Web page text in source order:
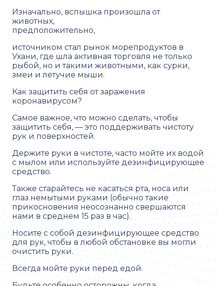
Изначально, вспышка произошла от
животных,
предположительно,
источником стал рынок морепродуктов в
Ухани, где шла активная торговля не только
рыбой, но и такими животными, как сурки,
змеи и летучие мыши.
Как защитить себя от заражения
коронавирусом?
Самое важное, что можно сделать, чтобы
защитить себя, — это поддерживать чистоту
рук и поверхностей.
Держите руки в чистоте, часто мойте их водой
с мылом или используйте дезинфицирующее
средство.
Также старайтесь не касаться рта, носа или
глаз немытыми руками (обычно такие
прикосновения неосознанно свершаются
нами в среднем 15 раз в час).
Носите с собой дезинфицирующее средство
для рук, чтобы в любой обстановке вы могли
очистить руки.
Всегда мойте руки перед едой.